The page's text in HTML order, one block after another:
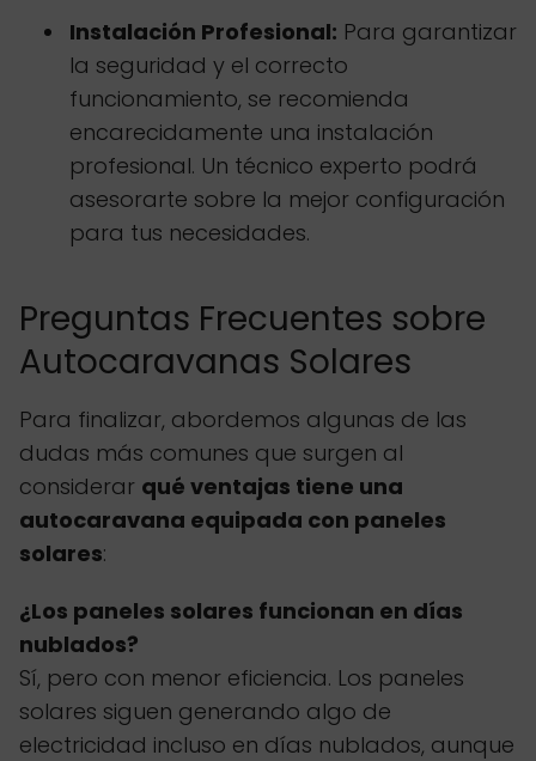
Instalación Profesional: Para garantizar
la seguridad y el correcto
funcionamiento, se recomienda
encarecidamente una instalación
profesional. Un técnico experto podrá
asesorarte sobre la mejor configuración
para tus necesidades.
Preguntas Frecuentes sobre
Autocaravanas Solares
Para finalizar, abordemos algunas de las
dudas más comunes que surgen al
considerar qué ventajas tiene una
autocaravana equipada con paneles
solares:
¿Los paneles solares funcionan en días
nublados?
Sí, pero con menor eficiencia. Los paneles
solares siguen generando algo de
electricidad incluso en días nublados, aunque